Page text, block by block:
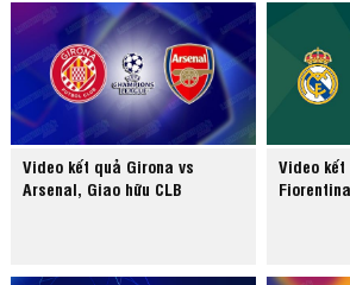
Video kết quả Girona vs
Arsenal, Giao hữu CLB
Video